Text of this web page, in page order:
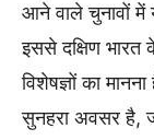
आने वाले चुनावों में
इससे दक्षिण भारत
विशेषज्ञों का
सुनहरा अवसर है,